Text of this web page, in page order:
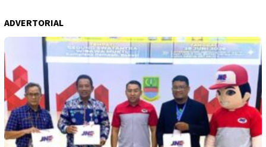
ADVERTORIAL